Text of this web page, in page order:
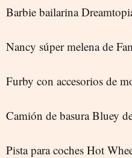
Barbie bailarina
Nancy súper melena de
Furby con accesorios de
Camión de basura Bluey
Pista para coches Hot